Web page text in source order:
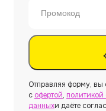
Отправляя форму, вы
с офертой, политикой
данныхи даёте